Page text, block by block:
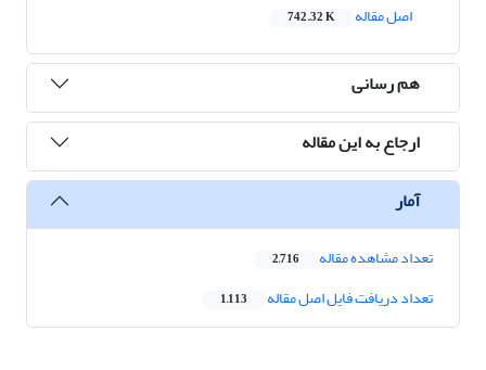
اصل مقاله
742.32 K
هم رسانی
ارجاع به این مقاله
آمار
تعداد مشاهده مقاله 2,716
تعداد دریافت فایل اصل مقاله 1,113